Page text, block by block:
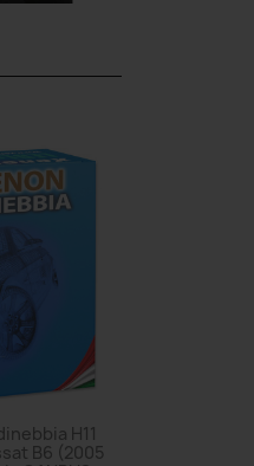
H11
B6 (2005